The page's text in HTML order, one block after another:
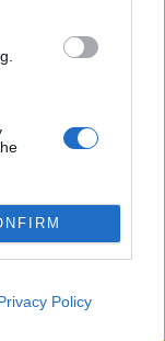
Policy
počasí
obvod VI chce
s tím, že údržbu
zjistila ČTK.
rozdělit
prostředí